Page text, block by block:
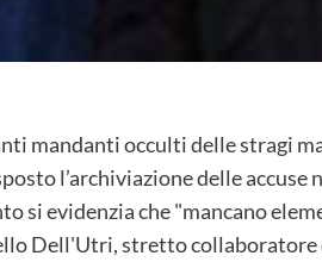
mandanti occulti delle stragi
l’archiviazione delle accuse
si evidenzia che "mancano
Dell'Utri, stretto collaboratore